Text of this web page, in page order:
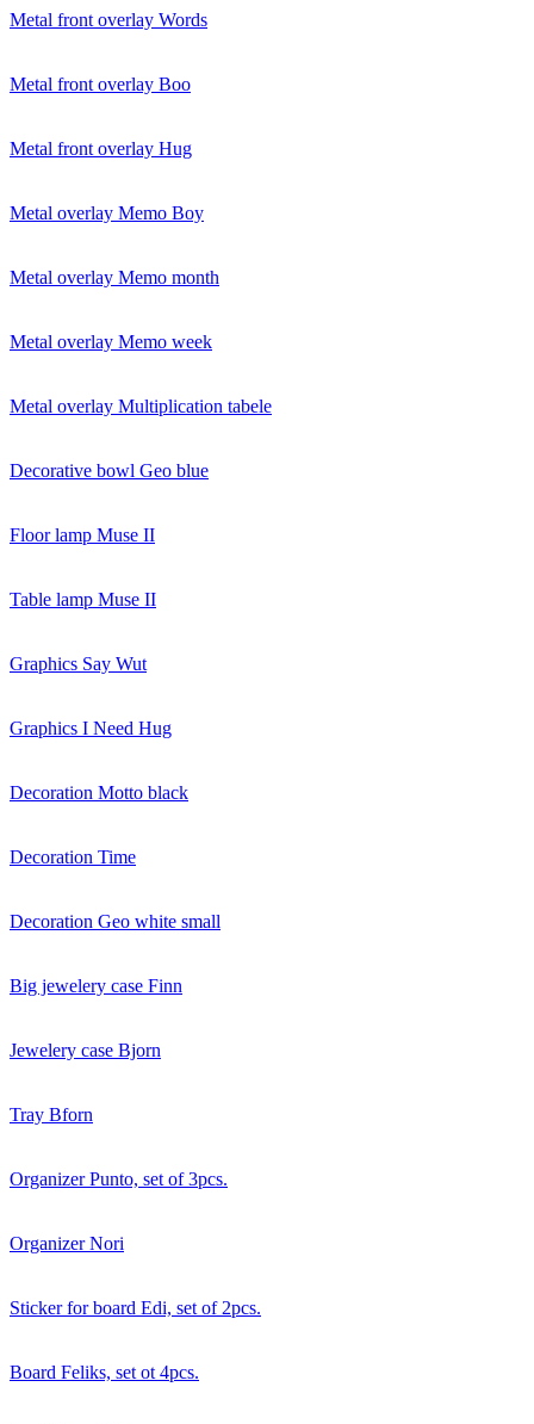
Metal front overlay Words
Metal front overlay Boo
Metal front overlay Hug
Metal overlay Memo Boy
Metal overlay Memo month
Metal overlay Memo week
Metal overlay Multiplication tabele
Decorative bowl Geo blue
Floor lamp Muse II
Table lamp Muse II
Graphics Say Wut
Graphics I Need Hug
Decoration Motto black
Decoration Time
Decoration Geo white small
Big jewelery case Finn
Jewelery case Bjorn
Tray Bforn
Organizer Punto, set of 3pcs.
Organizer Nori
Sticker for board Edi, set of 2pcs.
Board Feliks, set ot 4pcs.